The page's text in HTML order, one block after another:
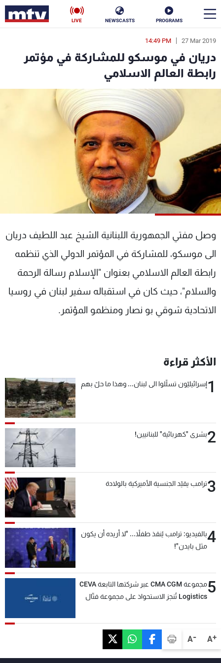
PROGRAMS
NEWSCASTS
LIVE
A+
A-
27 Mar 2019
14:49 PM
دريان في موسكو للمشاركة في مؤتمر
رابطة العالم الاسلامي
وصل مفتي الجمهورية اللبنانية الشيخ عبد اللطيف دريان
الى موسكو، للمشاركة في المؤتمر الدولي الذي تنظمه
رابطة العالم الاسلامي بعنوان "الإسلام رسالة الرحمة
والسلام"، حيث كان في استقباله سفير لبنان في روسيا
الاتحادية شوقي بو نصار ومنظمو المؤتمر.
الأكثر قراءة
1إسرائيليّون تسلّلوا الى لبنان... وهذا ما حلّ بهم
2بشرى "كهربائية" للبنانيين!
3ترامب يقيّد الجنسية الأميركية بالولادة
4بالفيديو: ترامب يُنقذ طفلاً... "لا أريده أن يكون
مثل بايدن"!
5
مجموعة CMA CGM عبر شركتها التابعة CEVA
Logistics تُنجز الاستحواذ على مجموعة فتّال
en
الأخبار
سياسة ناس
فن
رياضة
كأس العالم
البرامج
جدول البرامج
شاهد البرامج
عن MTV
الإنـتـاج
لاعلاناتكم
وظائف
تواصل معنا
شروط الإسـتخدام
سياسة الخصوصية